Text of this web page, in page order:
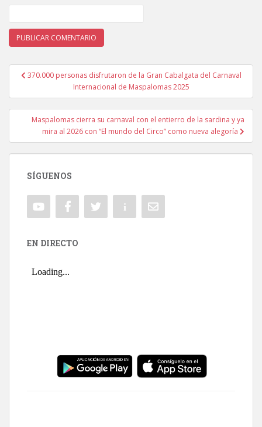
Navegación de entradas
370.000 personas disfrutaron de la Gran Cabalgata del Carnaval
Internacional de Maspalomas 2025
Maspalomas cierra su carnaval con el entierro de la sardina y ya
mira al 2026 con “El mundo del Circo” como nueva alegoría
SÍGUENOS
EN DIRECTO